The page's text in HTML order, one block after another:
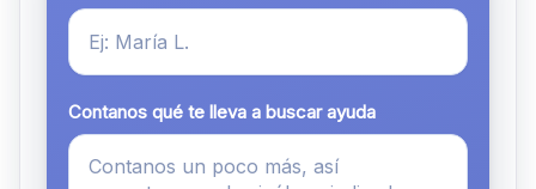
Contanos qué te lleva a buscar ayuda